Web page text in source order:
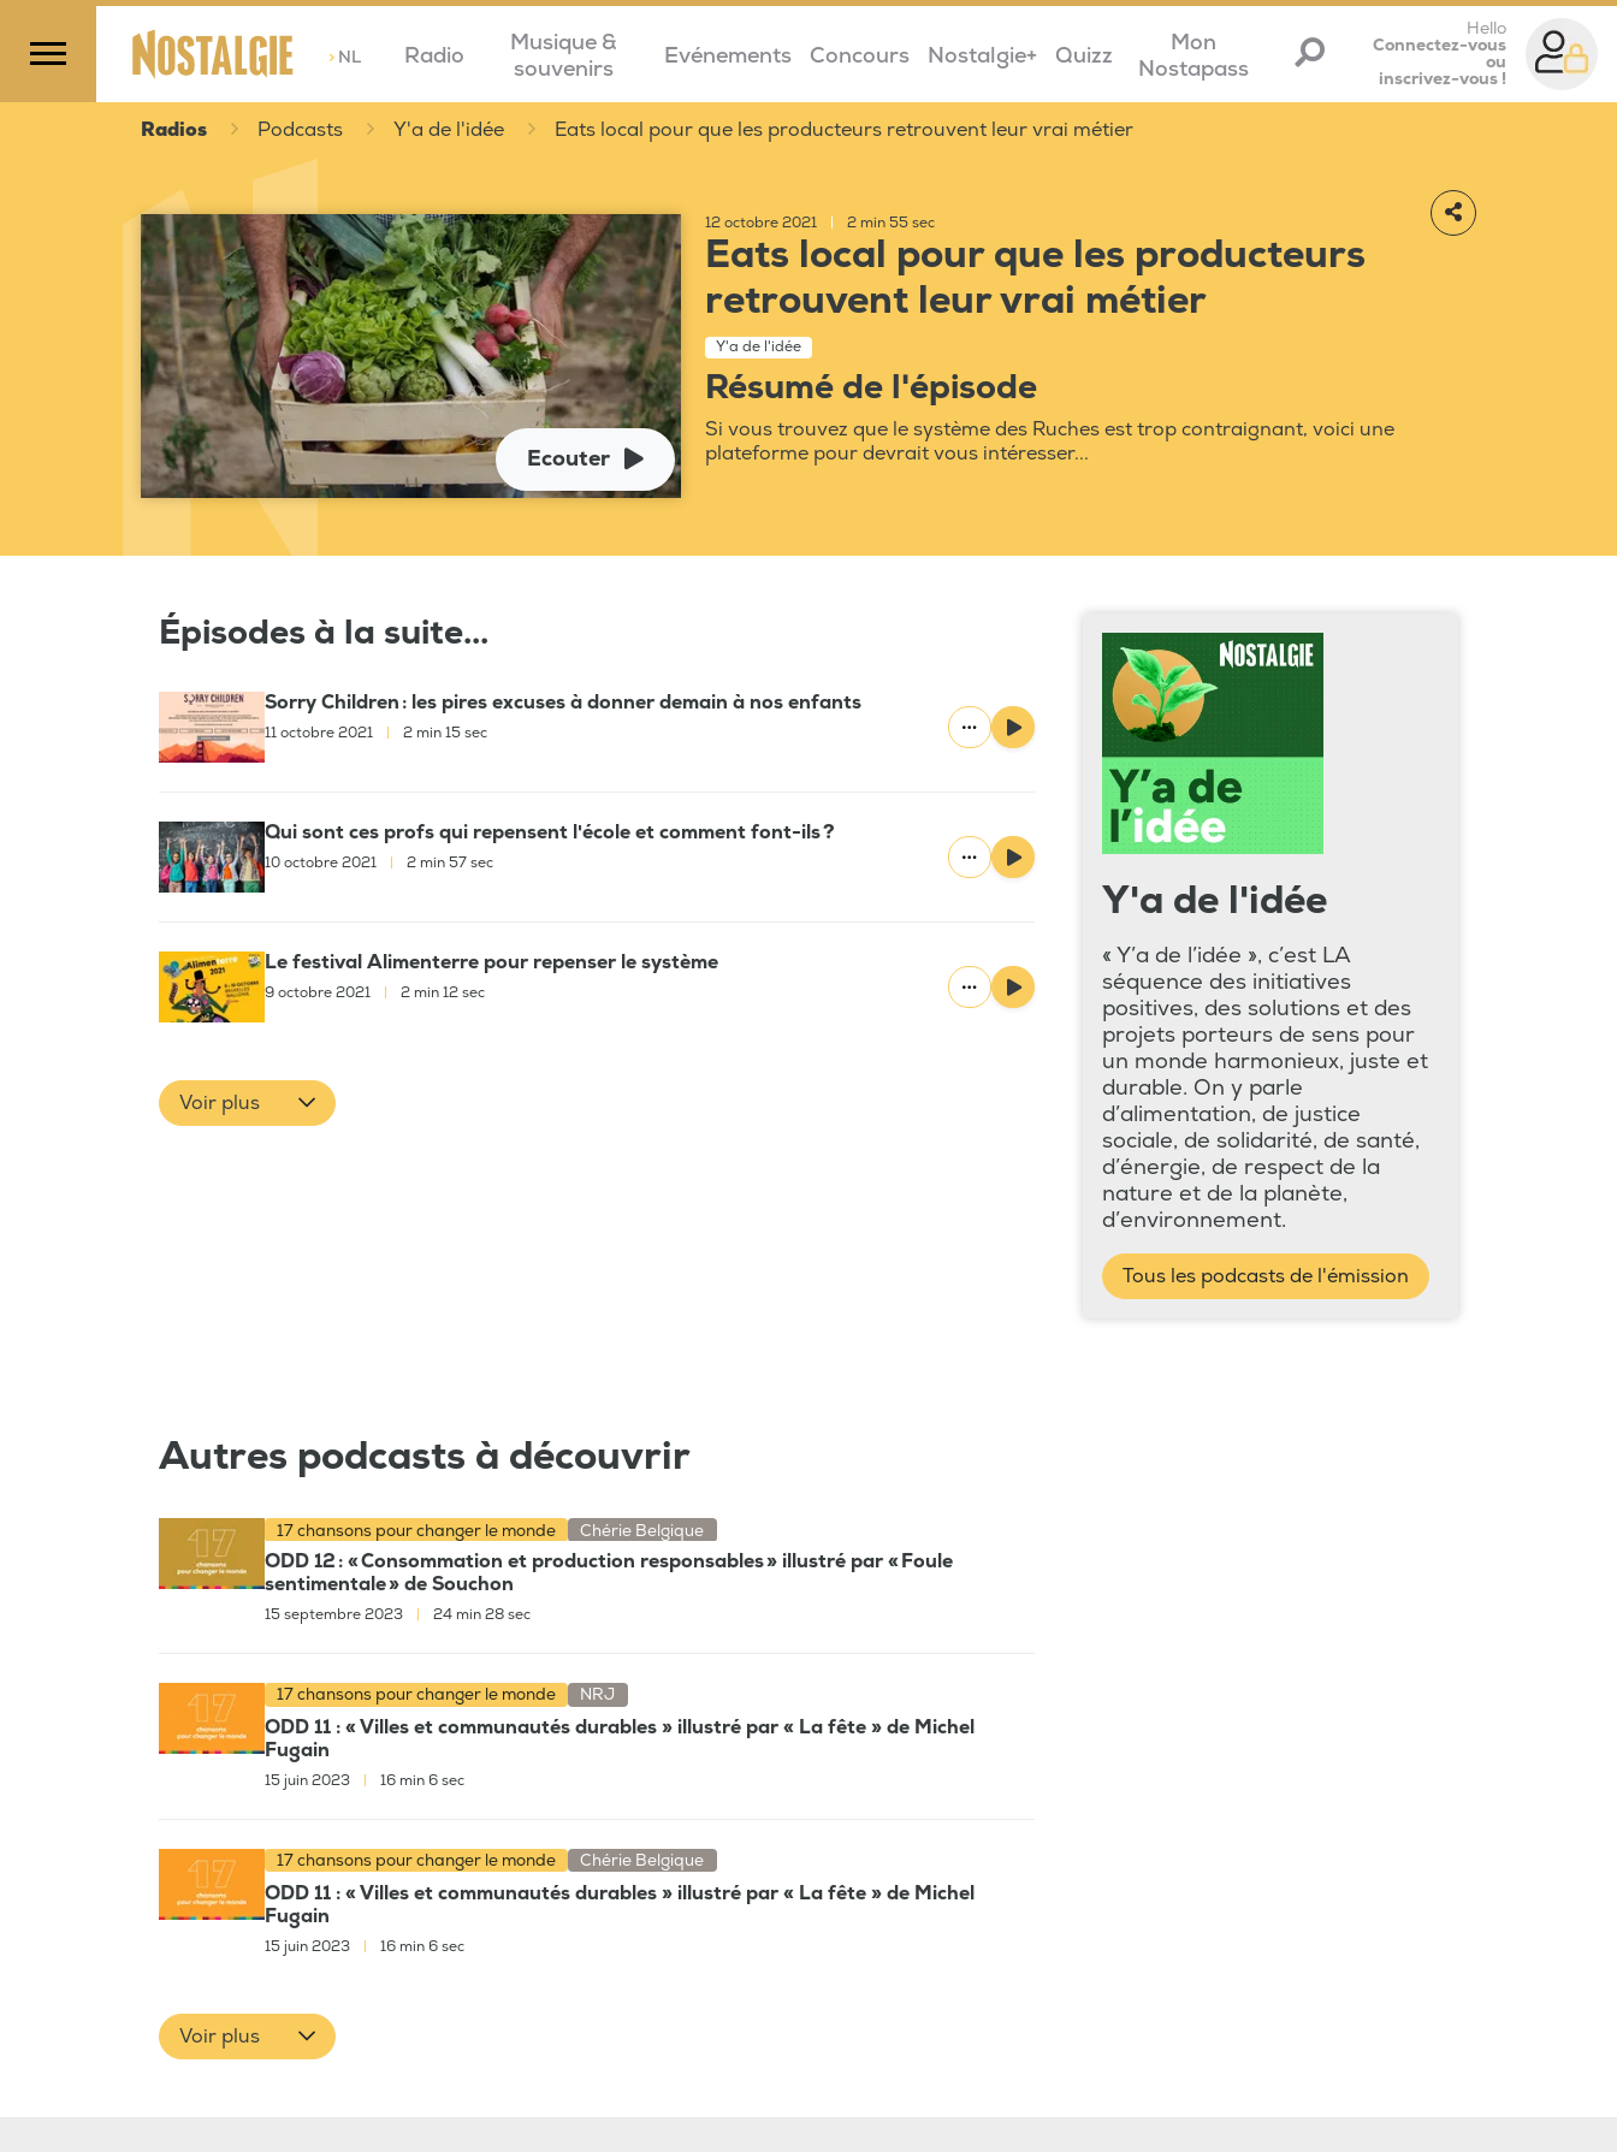
>NL Radio
Musique &
souvenirs
Evénements Concours Nostalgie+ Quizz
Mon
Nostapass
Hello
Connectez-vous
ou
inscrivez-vous !
Radios Podcasts Y'a de l'idée Eats local pour que les producteurs retrouvent leur vrai métier
Ecouter
12 octobre 2021 2 min 55 sec
Eats local pour que les producteurs
retrouvent leur vrai métier
Y'a de l'idée
Résumé de l'épisode
Si vous trouvez que le système des Ruches est trop contraignant, voici une
plateforme pour devrait vous intéresser...
Épisodes à la suite...
Sorry Children : les pires excuses à donner demain à nos enfants
11 octobre 2021 | 2 min 15 sec
Qui sont ces profs qui repensent l'école et comment font-ils ?
10 octobre 2021 | 2 min 57 sec
Le festival Alimenterre pour repenser le système
9 octobre 2021 | 2 min 12 sec
Voir plus
Y'a de l'idée
« Y’a de l’idée », c’est LA
séquence des initiatives
positives, des solutions et des
projets porteurs de sens pour
un monde harmonieux, juste et
durable. On y parle
d’alimentation, de justice
sociale, de solidarité, de santé,
d’énergie, de respect de la
nature et de la planète,
d’environnement.
Tous les podcasts de l'émission
Autres podcasts à découvrir
17 chansons pour changer le monde Chérie Belgique
ODD 12 : « Consommation et production responsables » illustré par « Foule
sentimentale » de Souchon
15 septembre 2023 24 min 28 sec
17 chansons pour changer le monde NRJ
ODD 11 : « Villes et communautés durables » illustré par « La fête » de Michel
Fugain
15 juin 2023 16 min 6 sec
17 chansons pour changer le monde Chérie Belgique
ODD 11 : « Villes et communautés durables » illustré par « La fête » de Michel
Fugain
15 juin 2023 16 min 6 sec
Voir plus